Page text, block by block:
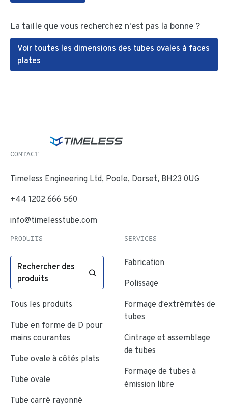
La taille que vous recherchez n'est pas la bonne ?
Voir toutes les dimensions des tubes ovales à faces
plates
CONTACT
Timeless Engineering Ltd, Poole, Dorset, BH23 0UG
+44 1202 666 560
info@timelesstube.com
PRODUITS
Rechercher des
produits
Tous les produits
Tube en forme de D pour
mains courantes
Tube ovale à côtés plats
Tube ovale
Tube carré rayonné
SERVICES
Fabrication
Polissage
Formage d'extrémités de
tubes
Cintrage et assemblage
de tubes
Formage de tubes à
émission libre